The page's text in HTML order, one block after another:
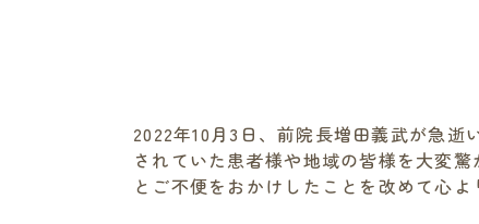
2022年10月3日、前院長増田義武が急逝
されていた患者様や地域の皆様を大変
とご不便をおかけしたことを改めて心よ